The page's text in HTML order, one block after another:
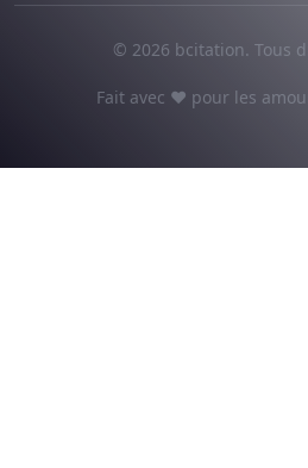
© 2026 bcitation. Tous
Fait avec ♥ pour les